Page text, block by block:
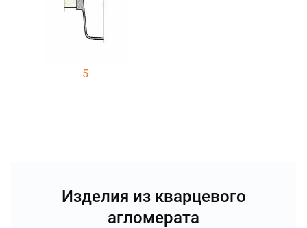
5
Изделия из кварцевого
агломерата